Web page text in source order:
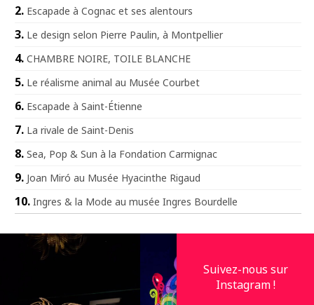
Escapade à Cognac et ses alentours
Le design selon Pierre Paulin, à Montpellier
CHAMBRE NOIRE, TOILE BLANCHE
Le réalisme animal au Musée Courbet
Escapade à Saint-Étienne
La rivale de Saint-Denis
Sea, Pop & Sun à la Fondation Carmignac
Joan Miró au Musée Hyacinthe Rigaud
Ingres & la Mode au musée Ingres Bourdelle
Suivez-nous sur
Instagram !